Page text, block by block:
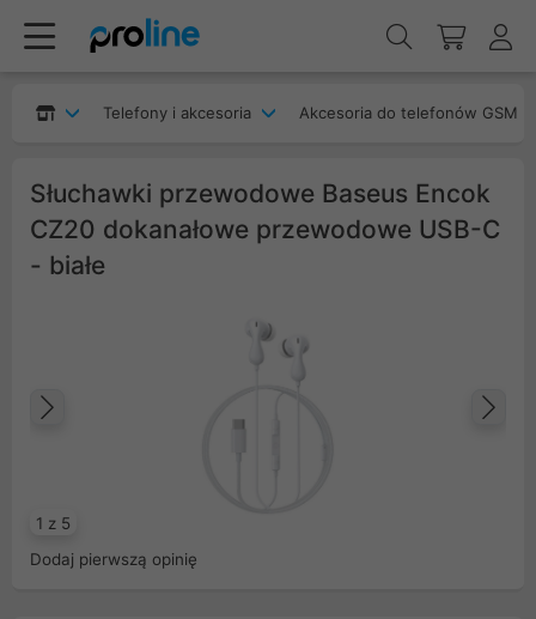
Telefony i akcesoria Akcesoria do telefonów GSM
Słuchawki przewodowe Baseus Encok
CZ20 dokanałowe przewodowe USB-C
- białe
1 z 5
Dodaj pierwszą opinię